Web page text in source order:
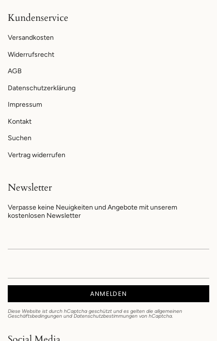
Kundenservice
Versandkosten
Widerrufsrecht
AGB
Datenschutzerklärung
Impressum
Kontakt
Suchen
Vertrag widerrufen
Newsletter
Verpasse keine Neuigkeiten und Angebote mit unserem
kostenlosen Newsletter
ANMELDEN
Diese Website ist durch hCaptcha geschützt und es gelten die allgemeinen
Geschäftsbedingungen und Datenschutzbestimmungen von hCaptcha.